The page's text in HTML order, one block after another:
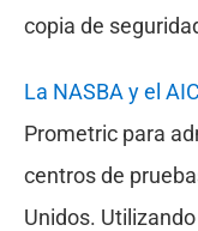
copia de
La NASBA y el
Prometric para
centros de
Unidos.